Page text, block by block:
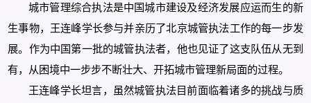
城市管理综合执法是中国城市建设及经济发展应运而生的新
生事物，王连峰学长参与并亲历了北京城管执法工作的每一步发
展。作为中国第一批的城管执法者，他也见证了这支队伍从无到
有，从困境中一步步不断壮大、开拓城市管理新局面的过程。
王连峰学长坦言，虽然城管执法目前面临着诸多的挑战与质